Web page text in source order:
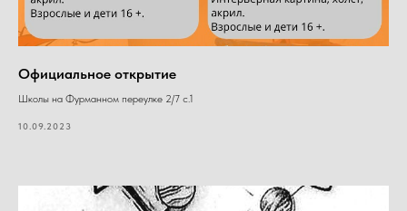
Официальное открытие
Школы на Фурманном переулке 2/7 с.1
10.09.2023